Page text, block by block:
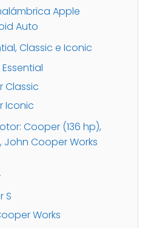
Apple
Auto
Classic e Iconic
Classic
Iconic
Cooper (136 hp),
John Cooper Works
S
Works